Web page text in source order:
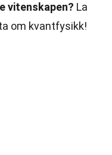
vitenskapen? La
om kvantfysikk!